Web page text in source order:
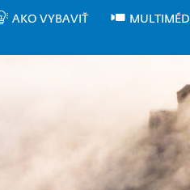
AKO VYBAVIŤ